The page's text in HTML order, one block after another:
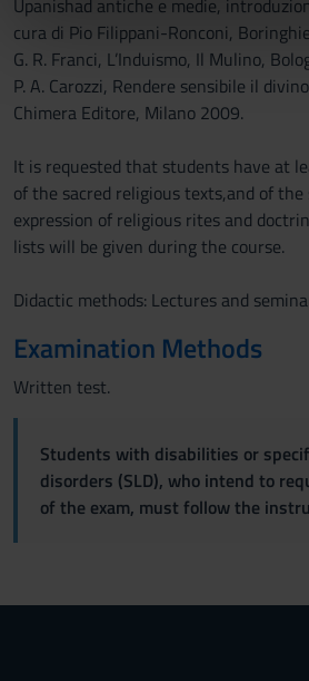
informazioni sul modo in cui utilizzi
nostri partner che si occupano di
pubblicità e social media, i quali
con altre informazioni che hai
raccolto dal tuo utilizzo dei loro
Upanishad antiche e medie,
cura di Pio Filippani-Ronconi,
G. R. Franci, L’Induismo, Il Mulino,
P. A. Carozzi, Rendere sensibile il
Chimera Editore, Milano 2009.
It is requested that students have at
of the sacred religious texts,and of the
expression of religious rites and
lists will be given during the course.
Didactic methods: Lectures and
Examination Methods
Written test.
Students with disabilities or
disorders (SLD), who intend to
of the exam, must follow the